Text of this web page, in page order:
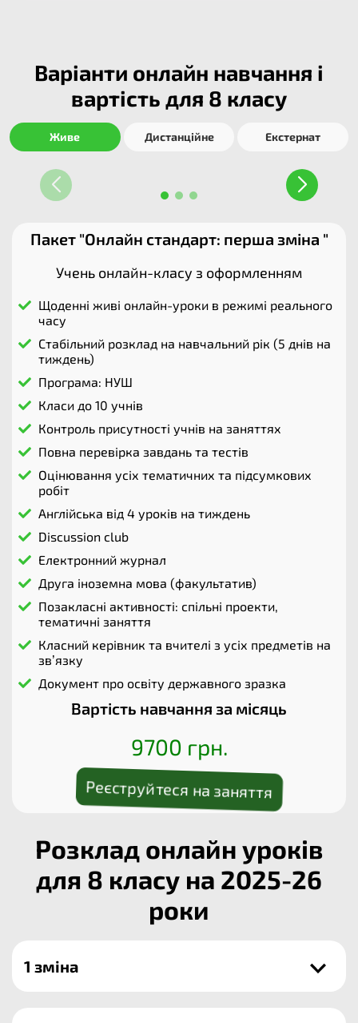
Варіанти онлайн навчання і
вартість для 8 класу
Живе Дистанційне Екстернат
Пакет "Онлайн стандарт: перша зміна "
Учень онлайн-класу з оформленням
Щоденні живі онлайн-уроки в режимі реального
часу​
Стабільний розклад на навчальний рік (5 днів на
тиждень)​
Програма: НУШ
Класи до 10 учнів
Контроль присутності учнів на заняттях​
Повна перевірка завдань та тестів​
Оцінювання усіх тематичних та підсумкових
робіт​
Англійська від 4 уроків на тиждень​
Discussion club​
Електронний журнал​
Друга іноземна мова (факультатив)
Позакласні активності: спільні проекти,
тематичні заняття​
Класний керівник та вчителі з усіх предметів на
зв’язку​
Документ про освіту державного зразка
Вартість навчання за місяць
9700 грн.
Реєструйтеся на заняття
Розклад онлайн уроків
для 8 класу на 2025-26
роки
1 зміна